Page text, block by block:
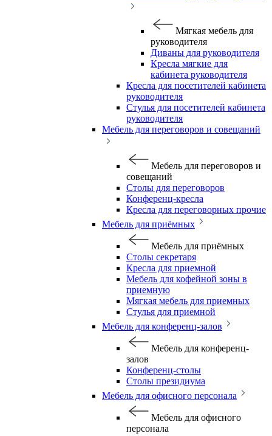
Мягкая мебель для
руководителя
Диваны для руководителя
Кресла мягкие для
кабинета руководителя
Кресла для посетителей кабинета
руководителя
Стулья для посетителей кабинета
руководителя
Мебель для переговоров и совещаний
Мебель для переговоров и
совещаний
Столы для переговоров
Конференц-кресла
Кресла для переговорных прочие
Мебель для приёмных
Мебель для приёмных
Столы секретаря
Кресла для приемной
Мебель для кофейной зоны в
приемную
Мягкая мебель для приемных
Стулья для приемной
Мебель для конференц-залов
Мебель для конференц-
залов
Конференц-столы
Столы президиума
Мебель для офисного персонала
Мебель для офисного
персонала